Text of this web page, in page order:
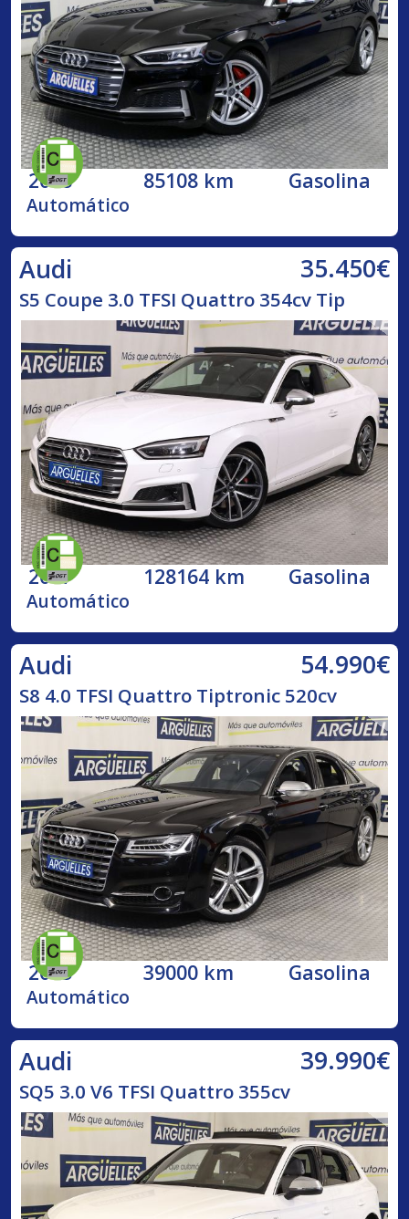
2018 85108 km Gasolina
Automático
Audi 35.450€
S5 Coupe 3.0 TFSI Quattro 354cv Tip
2017 128164 km Gasolina
Automático
Audi 54.990€
S8 4.0 TFSI Quattro Tiptronic 520cv
2015 39000 km Gasolina
Automático
Audi 39.990€
SQ5 3.0 V6 TFSI Quattro 355cv